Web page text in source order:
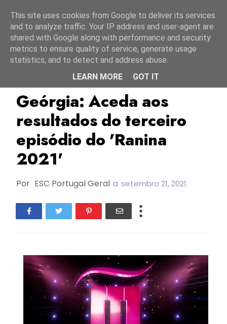
GPB JESC2021
Geórgia: Aceda aos
resultados do terceiro
episódio do 'Ranina
2021'
Por ESC Portugal Geral a setembro 21, 2021
This site uses cookies from Google to deliver its services
and to analyze traffic. Your IP address and user-agent are
shared with Google along with performance and security
metrics to ensure quality of service, generate usage
statistics, and to detect and address abuse.
LEARN MORE
GOT IT